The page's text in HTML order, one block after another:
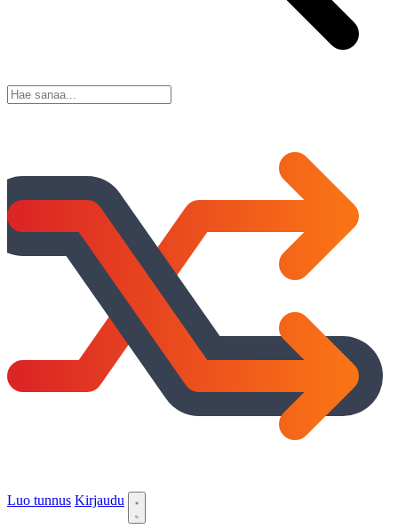
Luo tunnus Kirjaudu